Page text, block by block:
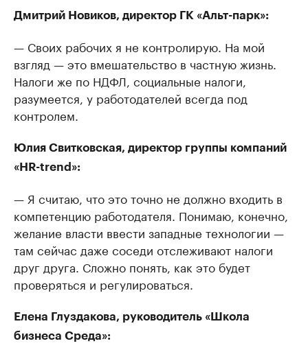
Дмитрий Новиков, директор ГК «Альт-парк»:
— Своих рабочих я не контролирую. На мой
взгляд — это вмешательство в частную жизнь.
Налоги же по НДФЛ, социальные налоги,
разумеется, у работодателей всегда под
контролем.
Юлия Свитковская, директор группы компаний
«HR-trend»:
— Я считаю, что это точно не должно входить в
компетенцию работодателя. Понимаю, конечно,
желание власти ввести западные технологии —
там сейчас даже соседи отслеживают налоги
друг друга. Сложно понять, как это будет
проверяться и регулироваться.
Елена Глуздакова, руководитель «Школа
бизнеса Среда»: